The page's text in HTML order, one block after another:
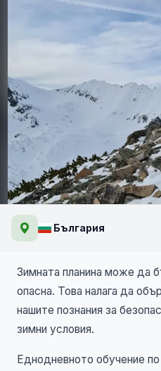
Лавинна
интро
НОВО
България
Зимната планина може да
опасна. Това налага да
нашите познания за
зимни условия.
Еднодневното обучение